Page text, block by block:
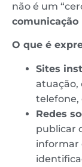
não é um
O que é
Sites
atuação,
telefone,
Redes
publicar
informar